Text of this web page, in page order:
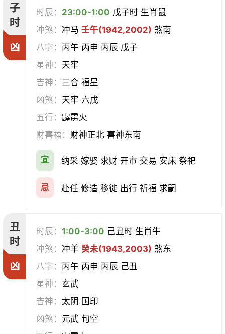
造仓 修饰垣墙 造船
造畜稠 盖屋
经络 酝酿 造车器
赴任 立券 置产 出货财
祭祀 祈福 求嗣
普渡 造庙
移徙 分居 出火
习艺 栽种
放水 畋猎
子
时
凶
时辰： 23:00-1:00 戊子时 生肖鼠
冲煞：冲马壬午(1942,2002) 煞南
八字： 丙午 丙申 丙辰 戊子
星神： 天牢
吉神： 三合 福星
凶煞： 天牢 六戊
五行： 霹雳火
财喜福： 财神正北 喜神东南
宜 纳采 嫁娶 求财 开市 交易 安床 祭祀
忌 赴任 修造 移徙 出行 祈福 求嗣
丑
时
凶
时辰：1:00-3:00 己丑时 生肖牛
冲煞：冲羊癸未(1943,2003) 煞东
八字： 丙午 丙申 丙辰 己丑
星神： 玄武
吉神： 太阴 国印
凶煞： 元武 旬空